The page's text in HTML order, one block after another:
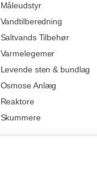
Måleudstyr
Vandtilberedning
Saltvands Tilbehør
Varmelegemer
Levende sten & bundlag
Osmose Anlæg
Reaktore
Skummere